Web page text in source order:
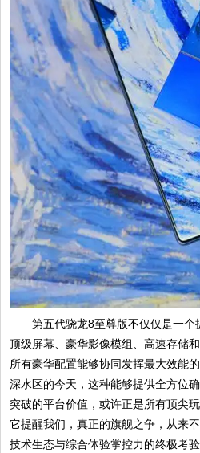
第五代骁龙8至尊版不仅仅是一
顶级屏幕、豪华影像模组、高速存储
所有豪华配置能够协同发挥最大效能
深水区的今天，这种能够提供全方位
突破的平台价值，或许正是所有顶尖
它提醒我们，真正的旗舰之争，从来
技术生态与综合体验掌控力的终极考验